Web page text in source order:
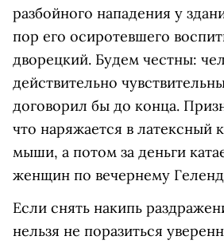
разбойного нападения у
пор его осиротевшего
дворецкий. Будем честны:
действительно
договорил бы до конца.
что наряжается в латексный
мыши, а потом за деньги
женщин по вечернему
Если снять накипь
нельзя не поразиться